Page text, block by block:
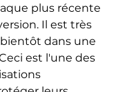
plus récente
Il est très
dans une
est l'une des